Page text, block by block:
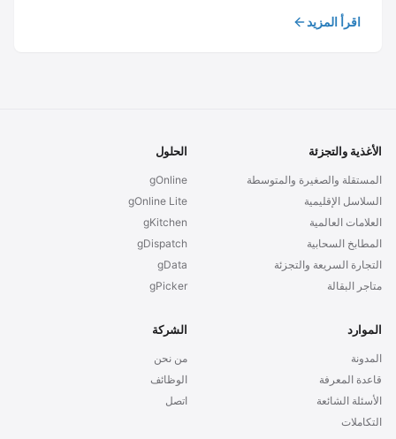
اقرأ المزيد
الأغذية والتجزئة
المستقلة والصغيرة والمتوسطة
السلاسل الإقليمية
العلامات العالمية
المطابخ السحابية
التجارة السريعة والتجزئة
متاجر البقالة
الحلول
gOnline
gOnline Lite
gKitchen
gDispatch
gData
gPicker
الموارد
المدونة
قاعدة المعرفة
الأسئلة الشائعة
التكاملات
الشركة
من نحن
الوظائف
اتصل